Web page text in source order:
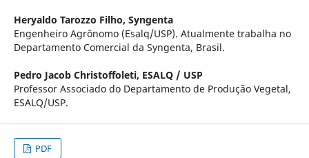
Heryaldo Tarozzo Filho, Syngenta
Engenheiro Agrônomo (Esalq/USP). Atualmente trabalha no
Departamento Comercial da Syngenta, Brasil.
Pedro Jacob Christoffoleti, ESALQ / USP
Professor Associado do Departamento de Produção Vegetal,
ESALQ/USP.
PDF